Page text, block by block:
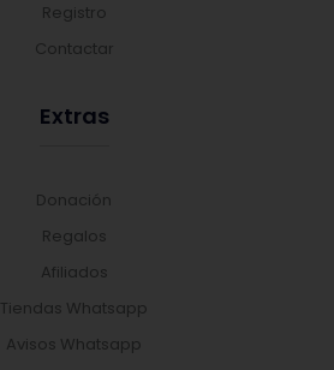
Registro
Contactar
Extras
Donación
Regalos
Afiliados
Tiendas Whatsapp
Avisos Whatsapp